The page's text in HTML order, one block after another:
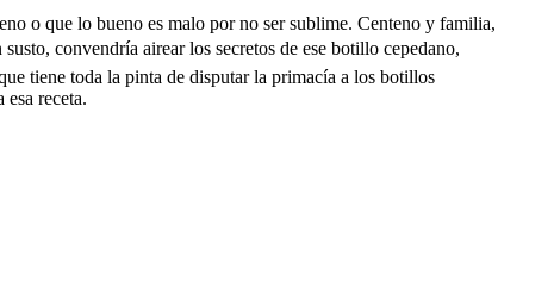
o que lo bueno es malo por no ser sublime. Centeno y familia,
convendría airear los secretos de ese botillo cepedano,
tiene toda la pinta de disputar la primacía a los botillos
receta.